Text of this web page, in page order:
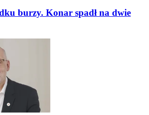
burzy. Konar spadł na dwie